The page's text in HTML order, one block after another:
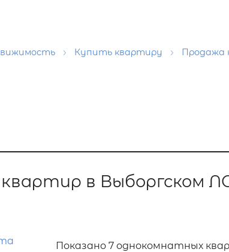
Купить квартиру Продажа
в Выборгском
Показано 7 однокомнатных